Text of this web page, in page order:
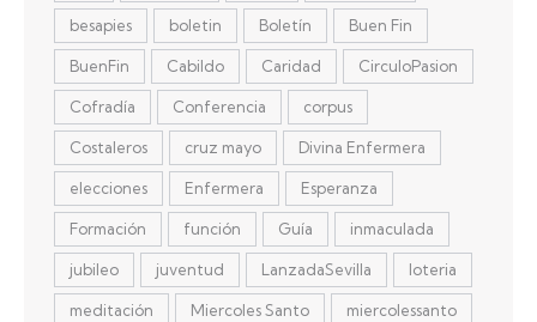
besapies boletin Boletín Buen Fin
BuenFin Cabildo Caridad CirculoPasion
Cofradía Conferencia corpus
Costaleros cruz mayo Divina Enfermera
elecciones Enfermera Esperanza
Formación función Guía inmaculada
jubileo juventud LanzadaSevilla loteria
meditación Miercoles Santo miercolessanto